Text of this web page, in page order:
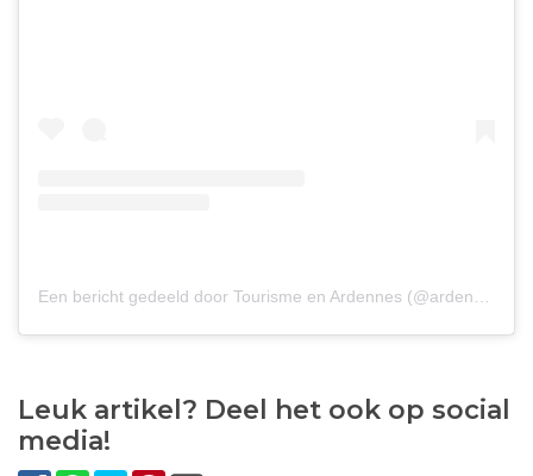
Een bericht gedeeld door Tourisme en Ardennes (@ardennestourisme)
Leuk artikel? Deel het ook op social
media!